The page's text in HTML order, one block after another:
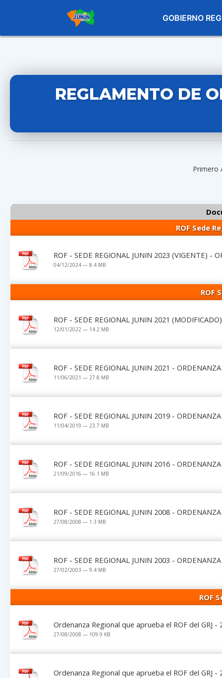
GOBIERNO
REGLAMENTO DE
Primero
ROF Sede
ROF - SEDE REGIONAL JUNIN 2023 (VIGENTE) -
04/12/2024 — 8.4 MB
ROF
ROF - SEDE REGIONAL JUNIN 2021
12/01/2022 — 14.2 MB
ROF - SEDE REGIONAL JUNIN 2021 -
11/06/2021 — 27.8 MB
ROF - SEDE REGIONAL JUNIN 2019 -
11/04/2019 — 23.7 MB
ROF - SEDE REGIONAL JUNIN 2016 -
21/09/2016 — 16.1 MB
ROF - SEDE REGIONAL JUNIN 2008 -
27/08/2008 — 1.3 MB
ROF - SEDE REGIONAL JUNIN 2003 -
27/02/2003 — 9.4 MB
ROF
Ordenanza Regional que aprueba el ROF del GRJ -
27/08/2008 — 109.9 KB
Ordenanza Regional que aprueba el ROF del GRJ -